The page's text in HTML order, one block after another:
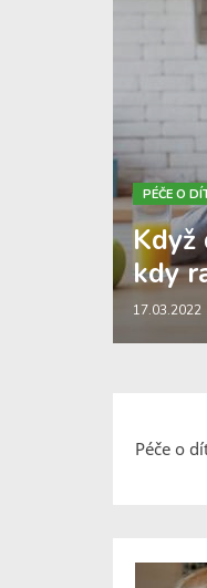
PÉČE O
kdy
17.03.2022
Péče o